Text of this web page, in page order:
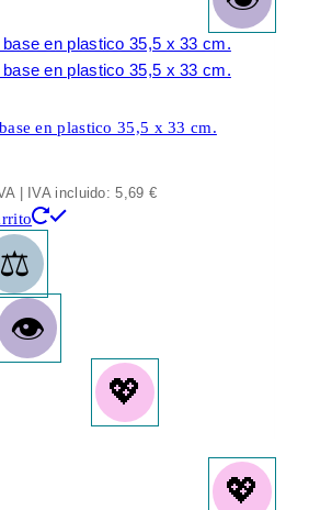
en plastico 35,5 x 33 cm.
| IVA incluido:5,69 €